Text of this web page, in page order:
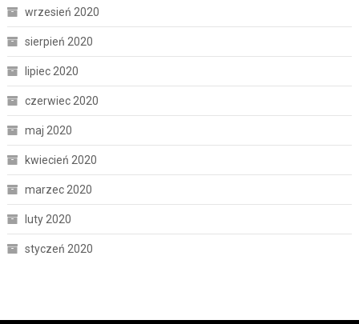
wrzesień 2020
sierpień 2020
lipiec 2020
czerwiec 2020
maj 2020
kwiecień 2020
marzec 2020
luty 2020
styczeń 2020